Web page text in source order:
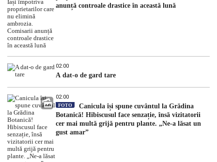
anunță controale drastice în această lună
02:00
A dat-o de gard tare
02:00
FOTO
Canicula își spune cuvântul la Grădina
Botanică! Hibiscusul face senzație, însă vizitatorii
cer mai multă grijă pentru plante. „Ne-a lăsat un
gust amar”